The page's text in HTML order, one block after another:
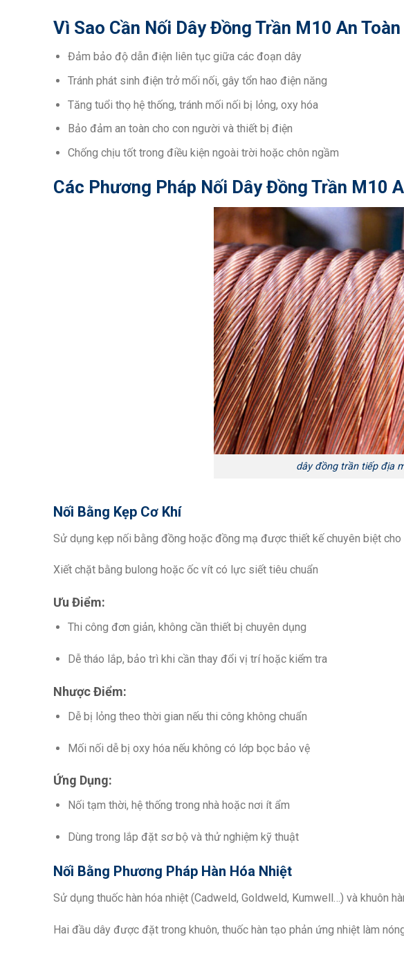
Vì Sao Cần Nối Dây Đồng Trần M10 An
Đảm bảo độ dẫn điện liên tục giữa các đoạn dây
Tránh phát sinh điện trở mối nối, gây tổn hao điện năng
Tăng tuổi thọ hệ thống, tránh mối nối bị lỏng, oxy hóa
Bảo đảm an toàn cho con người và thiết bị điện
Chống chịu tốt trong điều kiện ngoài trời hoặc chôn ngầm
Các Phương Pháp Nối Dây Đồng Trần M10
dây đồng trần tiếp địa
Nối Bằng Kẹp Cơ Khí
Sử dụng kẹp nối bằng đồng hoặc đồng mạ được thiết kế chuyên biệt
Xiết chặt bằng bulong hoặc ốc vít có lực siết tiêu chuẩn
Ưu Điểm:
Thi công đơn giản, không cần thiết bị chuyên dụng
Dễ tháo lắp, bảo trì khi cần thay đổi vị trí hoặc kiểm tra
Nhược Điểm:
Dễ bị lỏng theo thời gian nếu thi công không chuẩn
Mối nối dễ bị oxy hóa nếu không có lớp bọc bảo vệ
Ứng Dụng:
Nối tạm thời, hệ thống trong nhà hoặc nơi ít ẩm
Dùng trong lắp đặt sơ bộ và thử nghiệm kỹ thuật
Nối Bằng Phương Pháp Hàn Hóa Nhiệt
Sử dụng thuốc hàn hóa nhiệt (Cadweld, Goldweld, Kumwell…) và khuôn
Hai đầu dây được đặt trong khuôn, thuốc hàn tạo phản ứng nhiệt làm